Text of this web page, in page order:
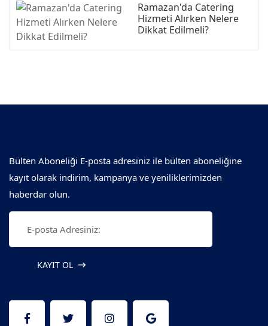
Ramazan'da Catering
Hizmeti Alırken Nelere
Dikkat Edilmeli?
Bülten Aboneliği E-posta adresiniz ile bülten aboneliğine
kayıt olarak indirim, kampanya ve yeniliklerimizden
haberdar olun.
KAYIT OL